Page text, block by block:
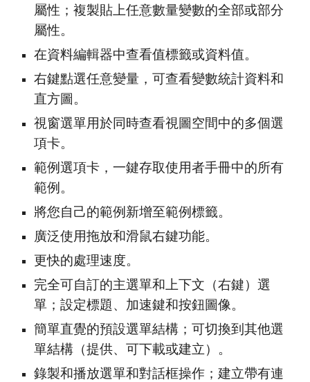
屬性；複製貼上任意數量變數的全部或部分
屬性。
在資料編輯器中查看值標籤或資料值。
右鍵點選任意變量，可查看變數統計資料和
直方圖。
視窗選單用於同時查看視圖空間中的多個選
項卡。
範例選項卡，一鍵存取使用者手冊中的所有
範例。
將您自己的範例新增至範例標籤。
廣泛使用拖放和滑鼠右鍵功能。
更快的處理速度。
完全可自訂的主選單和上下文（右鍵）選
單；設定標題、加速鍵和按鈕圖像。
簡單直覺的預設選單結構；可切換到其他選
單結構（提供、可下載或建立）。
錄製和播放選單和對話框操作；建立帶有連